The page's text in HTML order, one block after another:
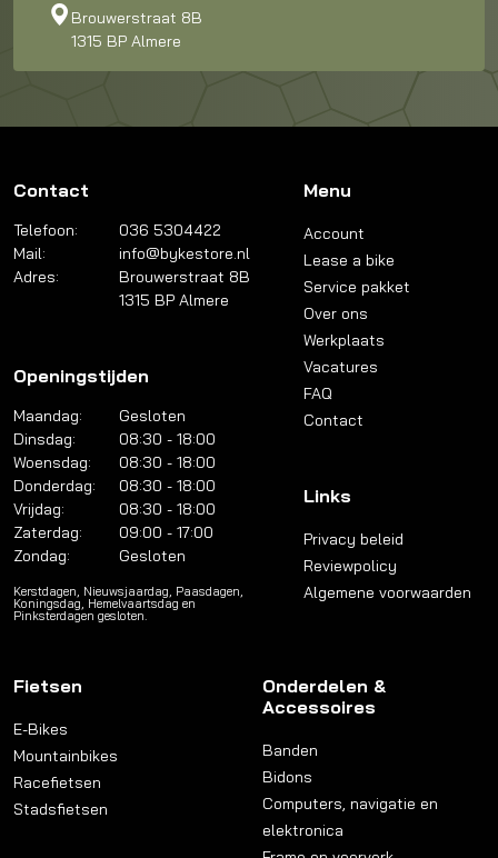
Brouwerstraat 8B
1315 BP Almere
Contact
Telefoon:
036 5304422
Mail:
info@bykestore.nl
Adres:
Brouwerstraat 8B
1315 BP Almere
Openingstijden
Maandag:
Gesloten
Dinsdag:
08:30 - 18:00
Woensdag:
08:30 - 18:00
Donderdag:
08:30 - 18:00
Vrijdag:
08:30 - 18:00
Zaterdag:
09:00 - 17:00
Zondag:
Gesloten
Kerstdagen, Nieuwsjaardag, Paasdagen,
Koningsdag, Hemelvaartsdag en
Pinksterdagen gesloten.
Menu
Account
Lease a bike
Service pakket
Over ons
Werkplaats
Vacatures
FAQ
Contact
Links
Privacy beleid
Reviewpolicy
Algemene voorwaarden
Fietsen
E-Bikes
Mountainbikes
Racefietsen
Stadsfietsen
Onderdelen &
Accessoires
Banden
Bidons
Computers, navigatie en
elektronica